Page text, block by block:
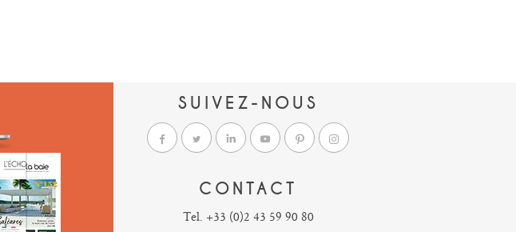
SUIVEZ-NOUS
CONTACT
Tel. +33 (0)2 43 59 90 80